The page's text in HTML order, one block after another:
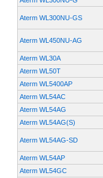
Aterm WL300NU-GS
Aterm WL450NU-AG
Aterm WL30A
Aterm WL50T
Aterm WL5400AP
Aterm WL54AC
Aterm WL54AG
Aterm WL54AG(S)
Aterm WL54AG-SD
Aterm WL54AP
Aterm WL54GC